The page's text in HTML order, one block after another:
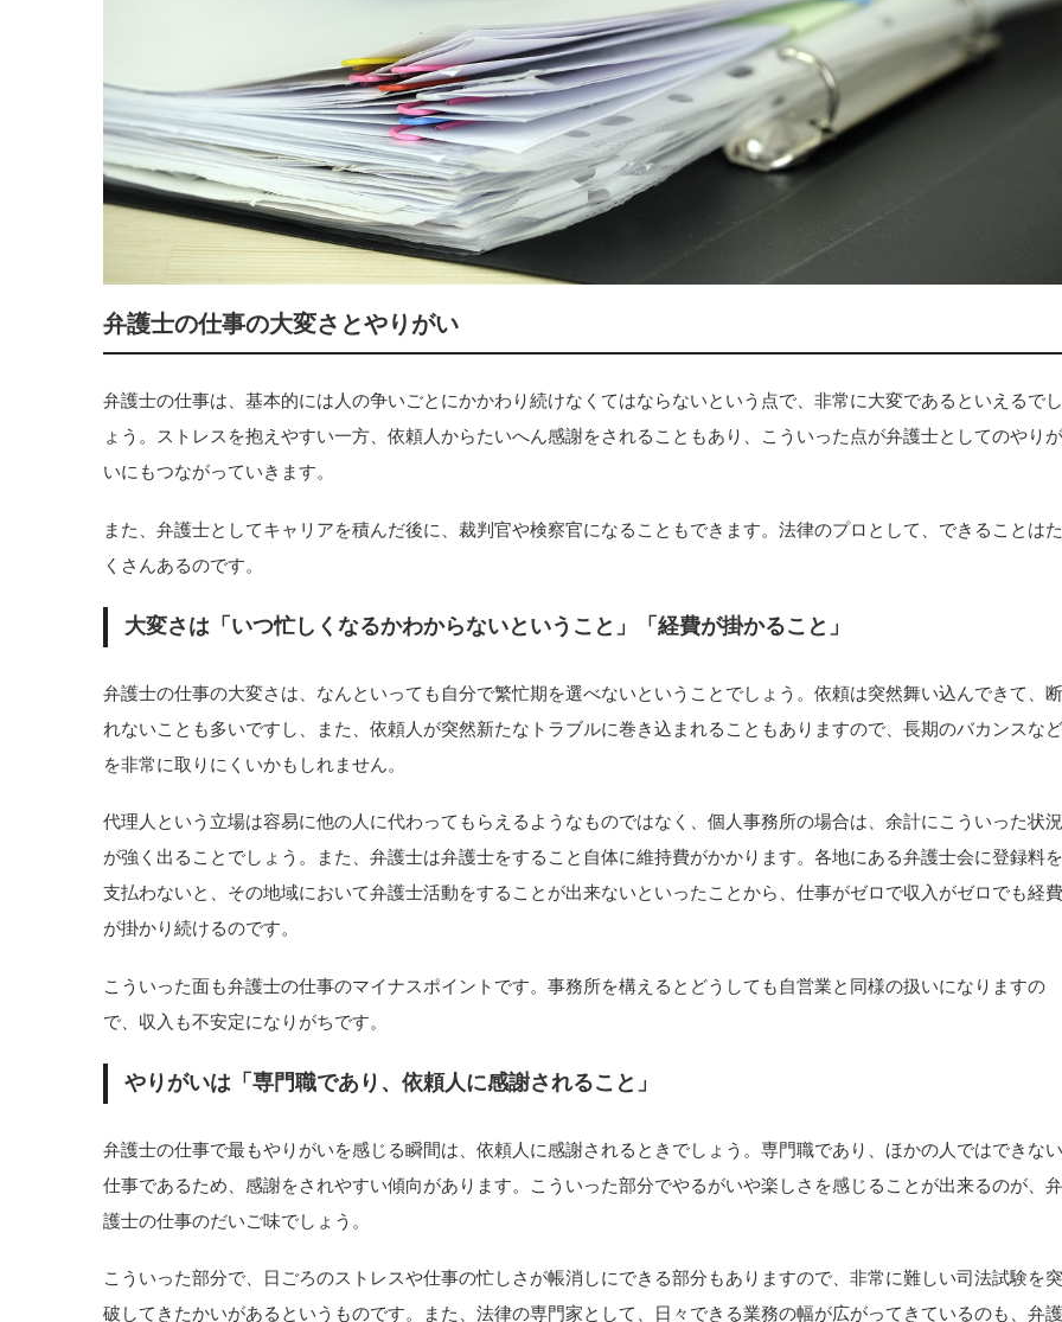
弁護士の仕事の大変さとやりがい
弁護士の仕事は、基本的には人の争いごとにかかわり続けなくてはならないという点で、非常に大変であるといえるでし
ょう。ストレスを抱えやすい一方、依頼人からたいへん感謝をされることもあり、こういった点が弁護士としてのやりが
いにもつながっていきます。
また、弁護士としてキャリアを積んだ後に、裁判官や検察官になることもできます。法律のプロとして、できることはた
くさんあるのです。
大変さは「いつ忙しくなるかわからないということ」「経費が掛かること」
弁護士の仕事の大変さは、なんといっても自分で繁忙期を選べないということでしょう。依頼は突然舞い込んできて、断
れないことも多いですし、また、依頼人が突然新たなトラブルに巻き込まれることもありますので、長期のバカンスなど
を非常に取りにくいかもしれません。
代理人という立場は容易に他の人に代わってもらえるようなものではなく、個人事務所の場合は、余計にこういった状況
が強く出ることでしょう。また、弁護士は弁護士をすること自体に維持費がかかります。各地にある弁護士会に登録料を
支払わないと、その地域において弁護士活動をすることが出来ないといったことから、仕事がゼロで収入がゼロでも経費
が掛かり続けるのです。
こういった面も弁護士の仕事のマイナスポイントです。事務所を構えるとどうしても自営業と同様の扱いになりますの
で、収入も不安定になりがちです。
やりがいは「専門職であり、依頼人に感謝されること」
弁護士の仕事で最もやりがいを感じる瞬間は、依頼人に感謝されるときでしょう。専門職であり、ほかの人ではできない
仕事であるため、感謝をされやすい傾向があります。こういった部分でやるがいや楽しさを感じることが出来るのが、弁
護士の仕事のだいご味でしょう。
こういった部分で、日ごろのストレスや仕事の忙しさが帳消しにできる部分もありますので、非常に難しい司法試験を突
破してきたかいがあるというものです。また、法律の専門家として、日々できる業務の幅が広がってきているのも、弁護